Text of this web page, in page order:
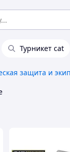
Турникет cat
защита и